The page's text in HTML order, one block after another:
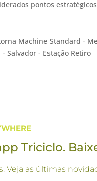
pontos
Triciclo.
Veja as últimas